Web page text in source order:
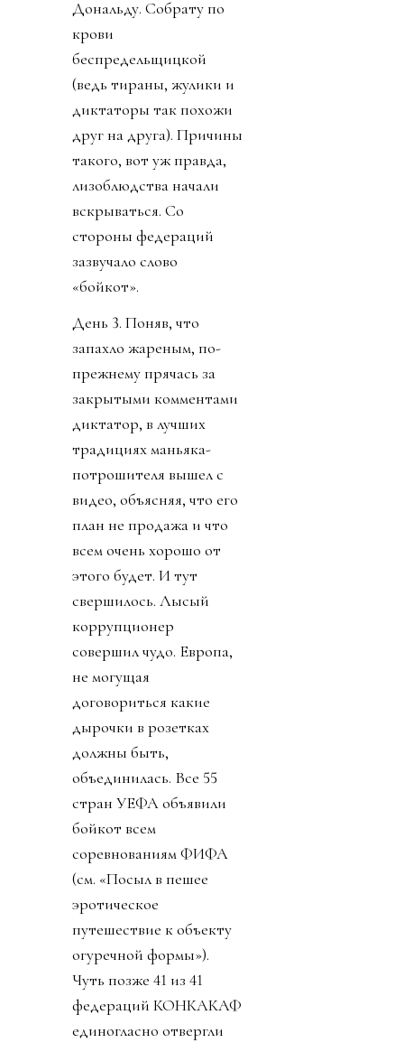
Дональду. Собрату по
крови
беспредельщицкой
(ведь тираны, жулики и
диктаторы так похожи
друг на друга). Причины
такого, вот уж правда,
лизоблюдства начали
вскрываться. Со
стороны федераций
зазвучало слово
«бойкот».
День 3. Поняв, что
запахло жареным, по-
прежнему прячась за
закрытыми комментами
диктатор, в лучших
традициях маньяка-
потрошителя вышел с
видео, объясняя, что его
план не продажа и что
всем очень хорошо от
этого будет. И тут
свершилось. Лысый
коррупционер
совершил чудо. Европа,
не могущая
договориться какие
дырочки в розетках
должны быть,
объединилась. Все 55
стран УЕФА объявили
бойкот всем
соревнованиям ФИФА
(см. «Посыл в пешее
эротическое
путешествие к объекту
огуречной формы»).
Чуть позже 41 из 41
федераций КОНКАКАФ
единогласно отвергли